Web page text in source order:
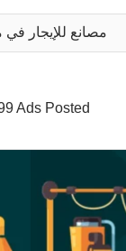
مصانع للإيجار
Ads Posted